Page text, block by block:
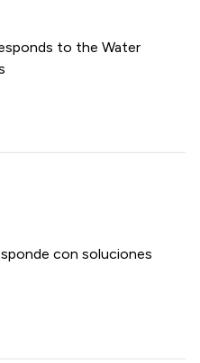
to the Water
con soluciones